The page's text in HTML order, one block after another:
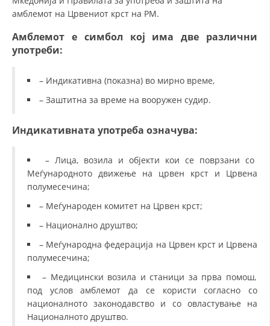
амблемот на Црвениот крст на РМ.
Амблемот е симбол кој има две различни
употреби:
– Индикативна (показна) во мирно време,
– Заштитна за време на вооружен судир.
Индикативната употреба означува:
– Лица, возила и објекти кои се поврзани со
Меѓународното движење на црвен крст и Црвена
полумесечина;
– Меѓународен комитет на Црвен крст;
– Национално друштво;
– Меѓународна федерација на Црвен крст и Црвена
полумесечина;
– Медицински возила и станици за прва помош,
под услов амблемот да се користи согласно со
националното законодавство и со овластување на
Националното друштво.